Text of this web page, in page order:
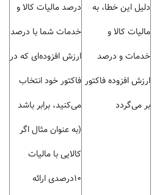
دلیل این خطا، به
مالیات کالا و
خدمات و درصد
ارزش افزوده فاکتور
بر می‌گردد
درصد مالیات کالا و
خدمات شما با درصد
ارزش افزوده‌ای که در
فاکتور خود انتخاب
می‌کنید، برابر باشد
(به عنوان مثال اگر
کالایی با مالیات
10درصدی ارائه